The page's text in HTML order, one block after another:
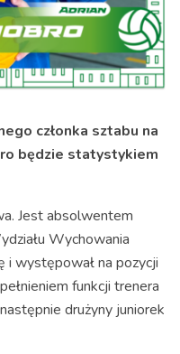
członka sztabu na
będzie statystykiem
Jest absolwentem
Wychowania
i występował na pozycji
funkcji trenera
drużyny juniorek